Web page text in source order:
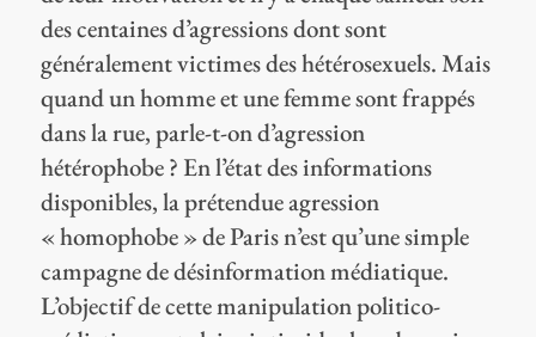
des centaines d’agressions dont sont
généralement victimes des hétérosexuels. Mais
quand un homme et une femme sont frappés
dans la rue, parle-t-on d’agression
hétérophobe ? En l’état des informations
disponibles, la prétendue agression
« homophobe » de Paris n’est qu’une simple
campagne de désinformation médiatique.
L’objectif de cette manipulation politico-